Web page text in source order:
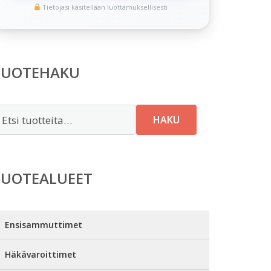
Tietojasi käsitellään luottamuksellisesti
HAKU
Ensisammuttimet
Häkävaroittimet